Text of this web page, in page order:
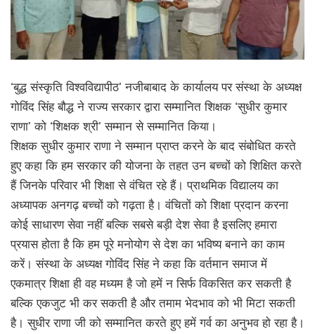
‘बुद्ध संस्कृति विश्वविद्यापीठ’ नजीबाबाद के कार्यालय पर संस्था के अध्यक्ष
गोविंद सिंह बौद्ध ने राज्य सरकार द्वारा सम्मानित शिक्षक ‘सुधीर कुमार
राणा’ को ‘शिक्षक श्री’ सम्मान से सम्मानित किया।
शिक्षक सुधीर कुमार राणा ने सम्मान प्राप्त करने के बाद संबोधित करते
हुए कहा कि हम सरकार की योजना के तहत उन बच्चों को शिक्षित करते
हैं जिनके परिवार भी शिक्षा से वंचित रहे हैं। प्राथमिक विद्यालय का
अध्यापक अनगढ़ बच्चों को गढ़ता है। वंचितों को शिक्षा प्रदान करना
कोई साधारण सेवा नहीं बल्कि सबसे बड़ी देश सेवा है इसलिए हमारा
प्रयास होता है कि हम पूरे मनोयोग से देश का भविष्य बनाने का काम
करें। संस्था के अध्यक्ष गोविंद सिंह ने कहा कि वर्तमान समाज में
एकमात्र शिक्षा ही वह मध्यम है जो हमें न सिर्फ विकसित कर सकती है
बल्कि एकजुट भी कर सकती है और तमाम भेदभाव को भी मिटा सकती
है। सुधीर राणा जी को सम्मानित करते हुए हमें गर्व का अनुभव हो रहा है।